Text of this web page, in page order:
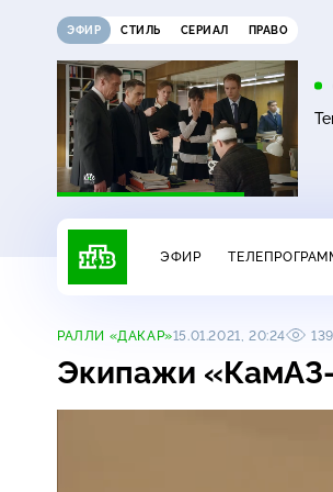
ЭФИР СТИЛЬ СЕРИАЛ ПРАВО
17:00
Невский. Проверка на
прочность16+
ЭФИР
РАЛЛИ «ДАКАР»15.01.2021, 20:24
Экипажи